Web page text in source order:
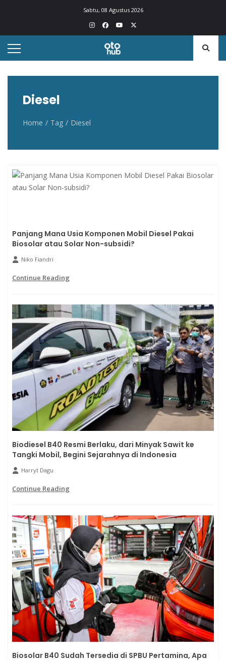
Sabtu, 08 Agustus 2026
Otohub.co
Portal berita otomotif Indonesia terkini
Diesel
Home Tag Diesel
Panjang Mana Usia Komponen Mobil Diesel Pakai
Biosolar atau Solar Non-subsidi?
Niko Fiandri
Continue Reading
Biodiesel B40 Resmi Berlaku, dari Minyak Sawit ke
Tangki Mobil, Begini Sejarahnya di Indonesia
Harryt Dagu
Continue Reading
Biosolar B40 Sudah Tersedia di SPBU Pertamina, Apa